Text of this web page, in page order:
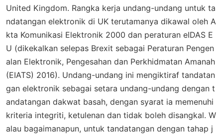
United Kingdom. Rangka kerja undang-undang untuk ta
ndatangan elektronik di UK terutamanya dikawal oleh A
kta Komunikasi Elektronik 2000 dan peraturan eIDAS E
U (dikekalkan selepas Brexit sebagai Peraturan Pengen
alan Elektronik, Pengesahan dan Perkhidmatan Amanah
(EIATS) 2016). Undang-undang ini mengiktiraf tandatan
gan elektronik sebagai setara undang-undang dengan t
andatangan dakwat basah, dengan syarat ia memenuhi
kriteria integriti, ketulenan dan tidak boleh disangkal. W
alau bagaimanapun, untuk tandatangan dengan tahap j